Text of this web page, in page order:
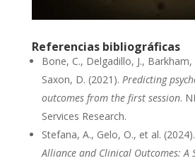
Referencias bibliográficas
Bone, C., Delgadillo, J.,
Saxon, D. (2021). Predicting
outcomes from the first session.
Services Research.
Stefana, A., Gelo, O., et al. (2024).
Alliance and Clinical Outcomes: A